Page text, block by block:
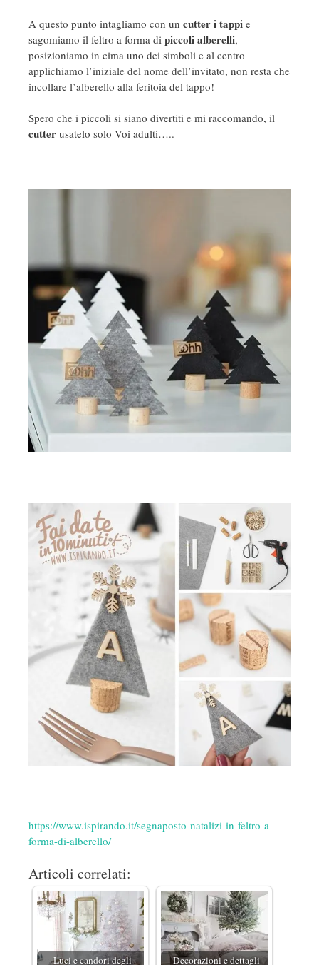
A questo punto intagliamo con un cutter i tappi e
sagomiamo il feltro a forma di piccoli alberelli,
posizioniamo in cima uno dei simboli e al centro
applichiamo l’iniziale del nome dell’invitato, non resta che
incollare l’alberello alla feritoia del tappo!
Spero che i piccoli si siano divertiti e mi raccomando, il
cutter usatelo solo Voi adulti…..
https://www.ispirando.it/segnaposto-natalizi-in-feltro-a-
forma-di-alberello/
Articoli correlati:
Luci e candori degli Decorazioni e dettagli